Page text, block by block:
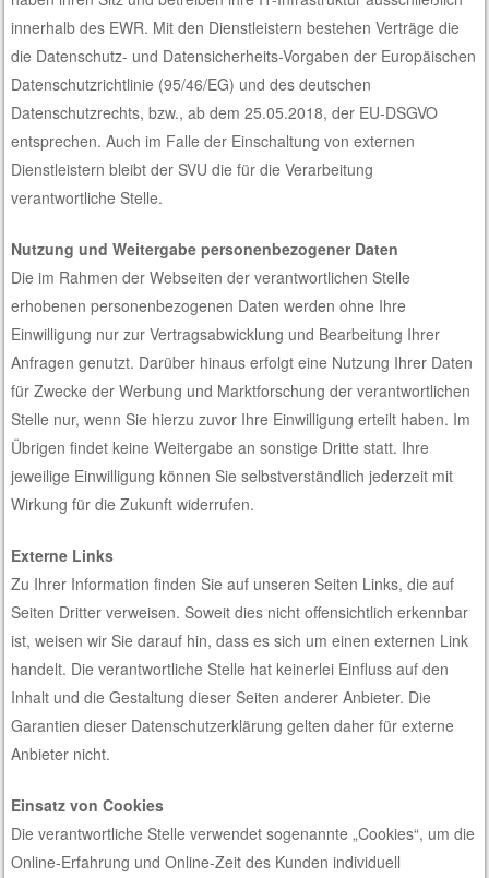
innerhalb des EWR. Mit den Dienstleistern bestehen Verträge die
die Datenschutz- und Datensicherheits-Vorgaben der Europäischen
Datenschutzrichtlinie (95/46/EG) und des deutschen
Datenschutzrechts, bzw., ab dem 25.05.2018, der EU-DSGVO
entsprechen. Auch im Falle der Einschaltung von externen
Dienstleistern bleibt der SVU die für die Verarbeitung
verantwortliche Stelle.
Nutzung und Weitergabe personenbezogener Daten
Die im Rahmen der Webseiten der verantwortlichen Stelle
erhobenen personenbezogenen Daten werden ohne Ihre
Einwilligung nur zur Vertragsabwicklung und Bearbeitung Ihrer
Anfragen genutzt. Darüber hinaus erfolgt eine Nutzung Ihrer Daten
für Zwecke der Werbung und Marktforschung der verantwortlichen
Stelle nur, wenn Sie hierzu zuvor Ihre Einwilligung erteilt haben. Im
Übrigen findet keine Weitergabe an sonstige Dritte statt. Ihre
jeweilige Einwilligung können Sie selbstverständlich jederzeit mit
Wirkung für die Zukunft widerrufen.
Externe Links
Zu Ihrer Information finden Sie auf unseren Seiten Links, die auf
Seiten Dritter verweisen. Soweit dies nicht offensichtlich erkennbar
ist, weisen wir Sie darauf hin, dass es sich um einen externen Link
handelt. Die verantwortliche Stelle hat keinerlei Einfluss auf den
Inhalt und die Gestaltung dieser Seiten anderer Anbieter. Die
Garantien dieser Datenschutzerklärung gelten daher für externe
Anbieter nicht.
Einsatz von Cookies
Die verantwortliche Stelle verwendet sogenannte „Cookies“, um die
Online-Erfahrung und Online-Zeit des Kunden individuell